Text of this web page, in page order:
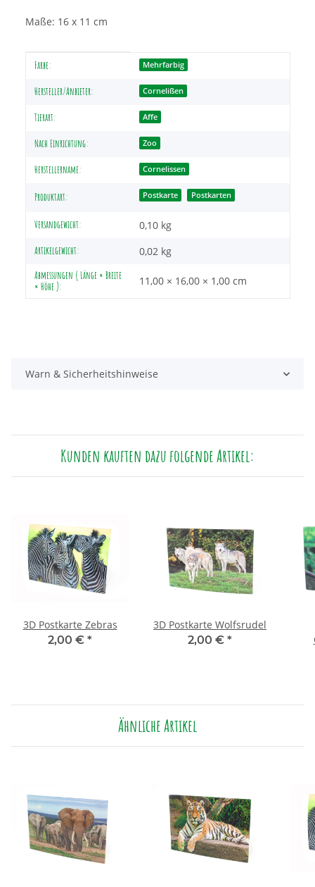
Maße: 16 x 11 cm
Produkteigenschaft
Wert
Farbe: Mehrfarbig
Hersteller/Anbieter: Cornelißen
Tierart: Affe
Nach Einrichtung: Zoo
Herstellername: Cornelissen
Produktart: Postkarte Postkarten
Versandgewicht: 0,10 kg
Artikelgewicht: 0,02 kg
Abmessungen ( Länge × Breite
× Höhe ):
11,00 × 16,00 × 1,00 cm
Warn & Sicherheitshinweise
Kunden kauften dazu folgende Artikel:
3D Postkarte Zebras
2,00 € *
3D Postkarte Wolfsrudel
2,00 € *
Ähnliche Artikel